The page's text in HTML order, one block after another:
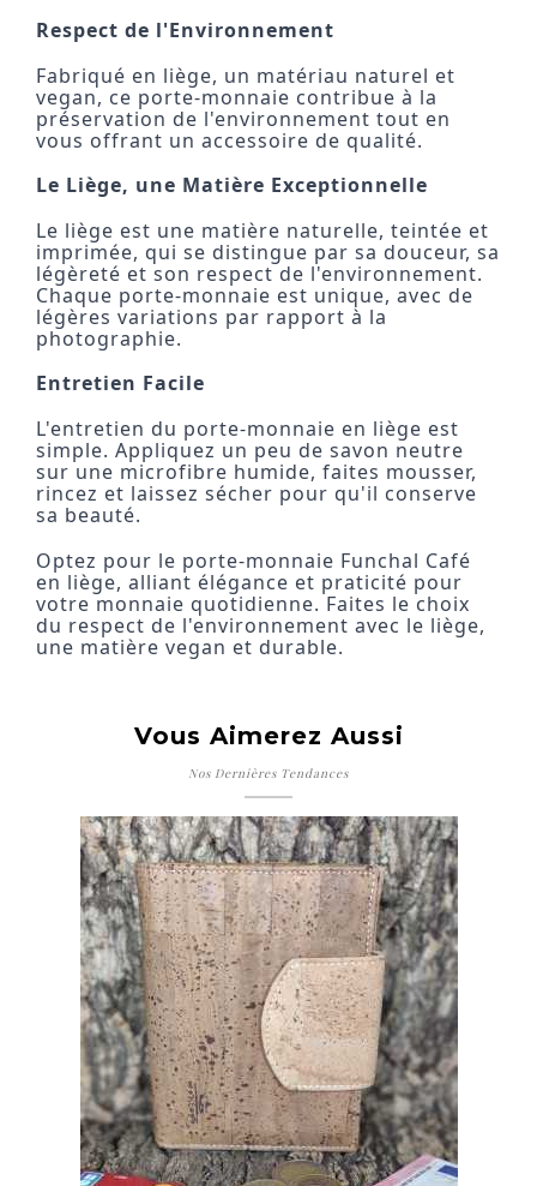
Respect de l'Environnement
Fabriqué en liège, un matériau naturel et
vegan, ce porte-monnaie contribue à la
préservation de l'environnement tout en
vous offrant un accessoire de qualité.
Le Liège, une Matière Exceptionnelle
Le liège est une matière naturelle, teintée et
imprimée, qui se distingue par sa douceur, sa
légèreté et son respect de l'environnement.
Chaque porte-monnaie est unique, avec de
légères variations par rapport à la
photographie.
Entretien Facile
L'entretien du porte-monnaie en liège est
simple. Appliquez un peu de savon neutre
sur une microfibre humide, faites mousser,
rincez et laissez sécher pour qu'il conserve
sa beauté.
Optez pour le porte-monnaie Funchal Café
en liège, alliant élégance et praticité pour
votre monnaie quotidienne. Faites le choix
du respect de l'environnement avec le liège,
une matière vegan et durable.
Vous Aimerez Aussi
Nos Dernières Tendances